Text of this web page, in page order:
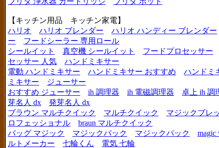
【キッチン用品 キッチン家電】
ハリオ
ハリオ ブレンダー
ハリオ ハンディー ブレンダー
ー
フードシーラー 専用ロール
シールイット
真空機 シールイット
フードプロセッサー
セッサー 人気
ハンドミキサー
電動 ハンドミキサー
ハンドミキサー おすすめ
ハンドミ
ミキサー
ジューサー
おすすめ ジューサー
ih 調理器 ih 電磁調理器
卓上 ih 調
芽名人 dx
発芽名人 dx
ブラウン マルチクイック
マルチクイック
マジックブレ
ロフェッショナル
braun マルチクイック
バッグ マジック
マジックバック マジックパック
magic
ルトメーカー
七輪くん
電気 七輪